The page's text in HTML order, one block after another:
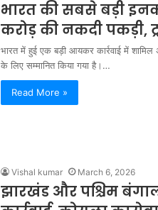
भारत की सबसे बड़ी
करोड़ की नकदी पकड़ी,
भारत में हुई एक बड़ी आयकर कार्रवाई में शामिल
के लिए सम्मानित किया गया है।…
Read More »
Vishal kumar March 6, 2026
झारखंड और पश्चिम